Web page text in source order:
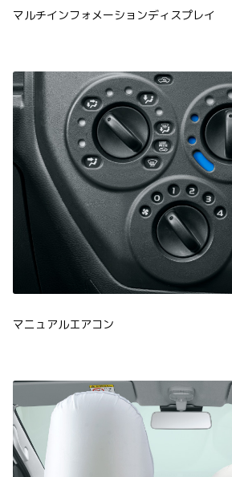
マルチインフォメーションディスプレイ
マニュアルエアコン